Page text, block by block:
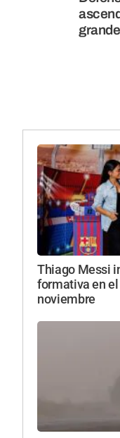
Thiago Messi
formativa en el
noviembre